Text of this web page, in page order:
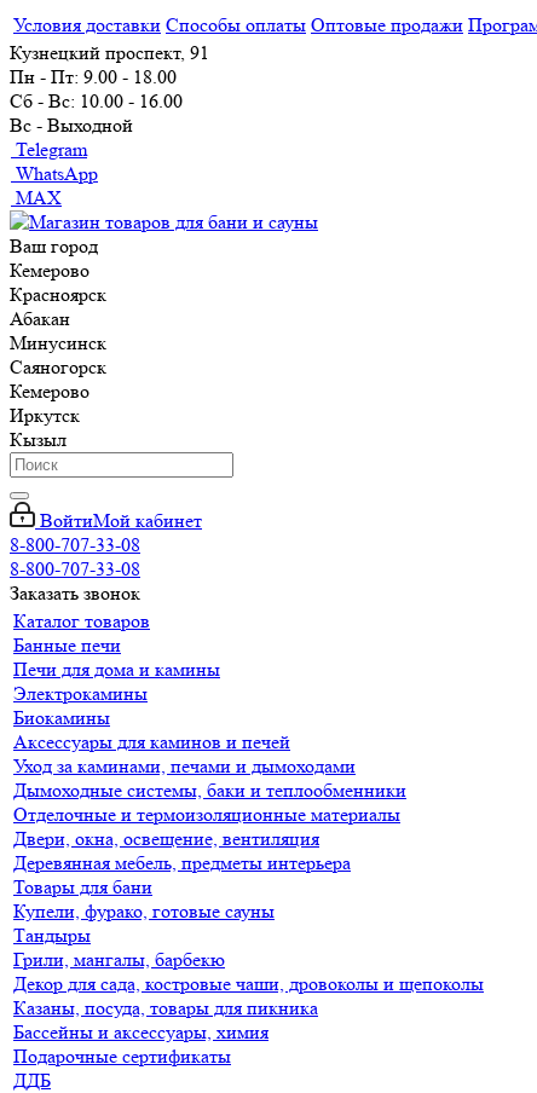
Условия доставки Способы оплаты Оптовые продажи
Кузнецкий проспект, 91
Пн - Пт: 9.00 - 18.00
Сб - Вс: 10.00 - 16.00
Вс - Выходной
Telegram
WhatsApp
MAX
Ваш город
Кемерово
Красноярск
Абакан
Минусинск
Саяногорск
Кемерово
Иркутск
Кызыл
ВойтиМой кабинет
8-800-707-33-08
8-800-707-33-08
Заказать звонок
Каталог товаров
Банные печи
Печи для дома и камины
Электрокамины
Биокамины
Аксессуары для каминов и печей
Уход за каминами, печами и дымоходами
Дымоходные системы, баки и теплообменники
Отделочные и термоизоляционные материалы
Двери, окна, освещение, вентиляция
Деревянная мебель, предметы интерьера
Товары для бани
Купели, фурако, готовые сауны
Тандыры
Грили, мангалы, барбекю
Декор для сада, костровые чаши, дровоколы и щепоколы
Казаны, посуда, товары для пикника
Бассейны и аксессуары, химия
Подарочные сертификаты
ДДБ